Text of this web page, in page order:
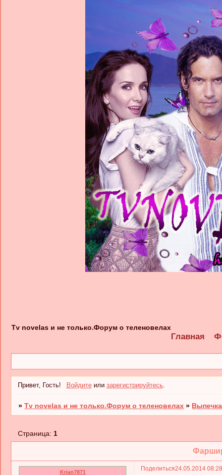
Tv novelas и не только.Форум о теленовелах
Главная
Привет, Гость! Войдитеили зарегистрируйтесь.
»Tv novelas и не только.Форум о теленовелах »
Страница:1
Поделиться24.05.2014
Krian7871